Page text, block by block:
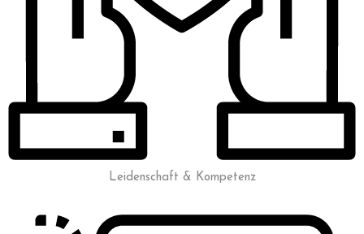
Leidenschaft & Kompetenz